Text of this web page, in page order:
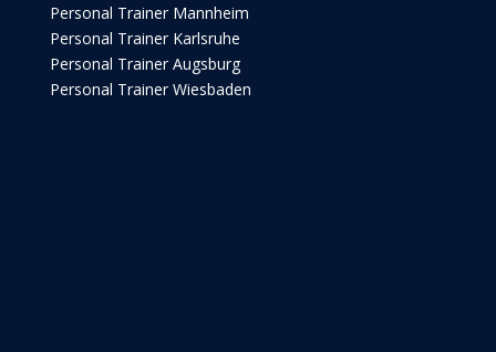
Personal Trainer Mannheim
Personal Trainer Karlsruhe
Personal Trainer Augsburg
Personal Trainer Wiesbaden